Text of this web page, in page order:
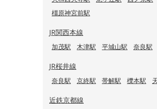
橿原神宮前駅
JR関西本線
加茂駅 木津駅 平城山駅 奈良駅
JR桜井線
奈良駅 京終駅 帯解駅 櫟本駅
近鉄京都線